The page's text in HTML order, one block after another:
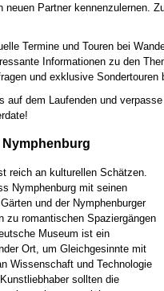
neuen Partner kennenzulernen.
Termine und Touren bei
Informationen zu den
und exklusive Sondertouren
auf dem Laufenden und
reich an kulturellen Schätzen.
Nymphenburg mit seinen
und der Nymphenburger
zu romantischen Spaziergängen
Museum ist ein
Ort, um Gleichgesinnte mit
Wissenschaft und Technologie
sollten die